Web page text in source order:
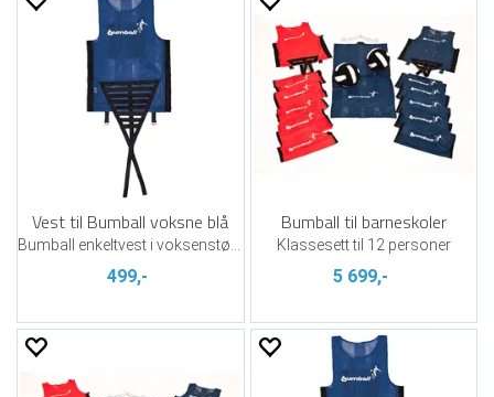
Vest til Bumball voksne blå
499,-
Bumball til barneskoler
Klassesett til 12 personer
5 699,-